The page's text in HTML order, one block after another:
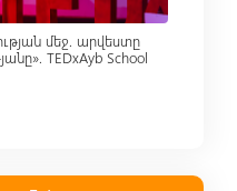
մեջ. արվեստը
TEDxAyb School